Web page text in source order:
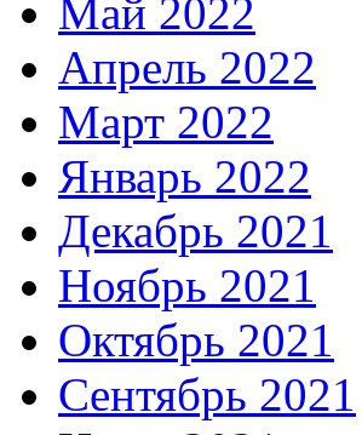
Май 2022
Апрель 2022
Март 2022
Январь 2022
Декабрь 2021
Ноябрь 2021
Октябрь 2021
Сентябрь 2021